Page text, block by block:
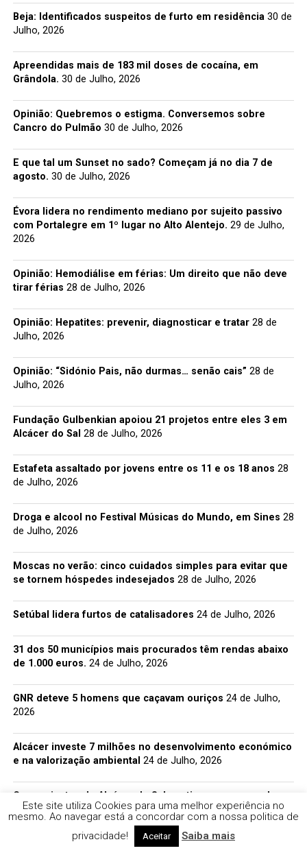
Beja: Identificados suspeitos de furto em residência 30 de
Julho, 2026
Apreendidas mais de 183 mil doses de cocaína, em
Grândola. 30 de Julho, 2026
Opinião: Quebremos o estigma. Conversemos sobre
Cancro do Pulmão 30 de Julho, 2026
E que tal um Sunset no sado? Começam já no dia 7 de
agosto. 30 de Julho, 2026
Évora lidera no rendimento mediano por sujeito passivo
com Portalegre em 1º lugar no Alto Alentejo. 29 de Julho,
2026
Opinião: Hemodiálise em férias: Um direito que não deve
tirar férias 28 de Julho, 2026
Opinião: Hepatites: prevenir, diagnosticar e tratar 28 de
Julho, 2026
Opinião: “Sidónio Pais, não durmas… senão cais” 28 de
Julho, 2026
Fundação Gulbenkian apoiou 21 projetos entre eles 3 em
Alcácer do Sal 28 de Julho, 2026
Estafeta assaltado por jovens entre os 11 e os 18 anos 28
de Julho, 2026
Droga e alcool no Festival Músicas do Mundo, em Sines 28
de Julho, 2026
Moscas no verão: cinco cuidados simples para evitar que
se tornem hóspedes indesejados 28 de Julho, 2026
Setúbal lidera furtos de catalisadores 24 de Julho, 2026
31 dos 50 municípios mais procurados têm rendas abaixo
de 1.000 euros. 24 de Julho, 2026
GNR deteve 5 homens que caçavam ouriços 24 de Julho,
2026
Alcácer investe 7 milhões no desenvolvimento económico
e na valorização ambiental 24 de Julho, 2026
Comerciantes de Alcácer do Sal continuam sem receber
apoios 23 de Julho, 2026
GNR apreende tabaco que teria impacto fiscal de 2
Este site utiliza Cookies para uma melhor experiência no
mesmo. Ao navegar está a concordar com a nossa politica de
privacidade!
Aceitar Saiba mais